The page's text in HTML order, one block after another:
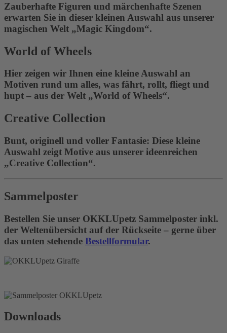
Zauberhafte Figuren und märchenhafte Szenen
erwarten Sie in dieser kleinen Auswahl aus unserer
magischen Welt „Magic Kingdom“.
World of Wheels
Hier zeigen wir Ihnen eine kleine Auswahl an
Motiven rund um alles, was fährt, rollt, fliegt und
hupt – aus der Welt „World of Wheels“.
Creative Collection
Bunt, originell und voller Fantasie: Diese kleine
Auswahl zeigt Motive aus unserer ideenreichen
„Creative Collection“.
Sammelposter
Bestellen Sie unser OKKLUpetz Sammelposter inkl.
der Weltenübersicht auf der Rückseite – gerne über
das unten stehende Bestellformular.
Downloads